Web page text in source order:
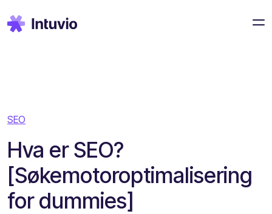
SEO
Hva er SEO?
[Søkemotoroptimalisering
for dummies]